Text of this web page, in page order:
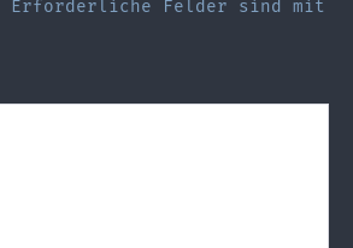
Erforderliche Felder sind mit